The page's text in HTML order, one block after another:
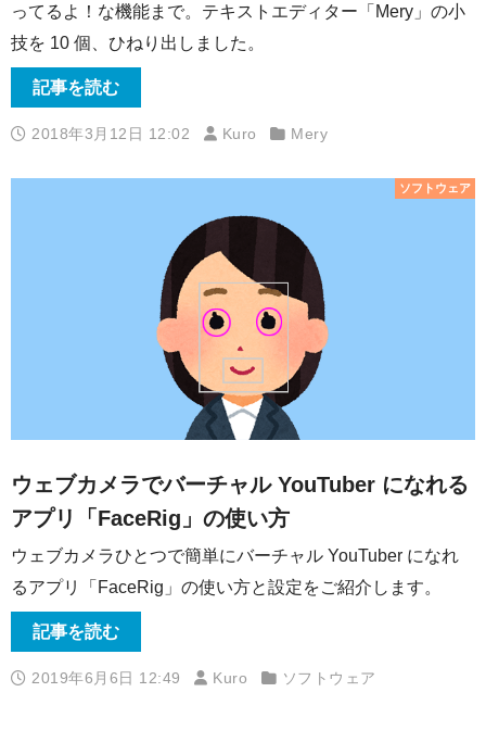
ってるよ！な機能まで。テキストエディター「Mery」の小
技を 10 個、ひねり出しました。
記事を読む
2018年3月12日 12:02 Kuro Mery
ソフトウェア
ウェブカメラでバーチャル YouTuber になれる
アプリ「FaceRig」の使い方
ウェブカメラひとつで簡単にバーチャル YouTuber になれ
るアプリ「FaceRig」の使い方と設定をご紹介します。
記事を読む
2019年6月6日 12:49 Kuro ソフトウェア